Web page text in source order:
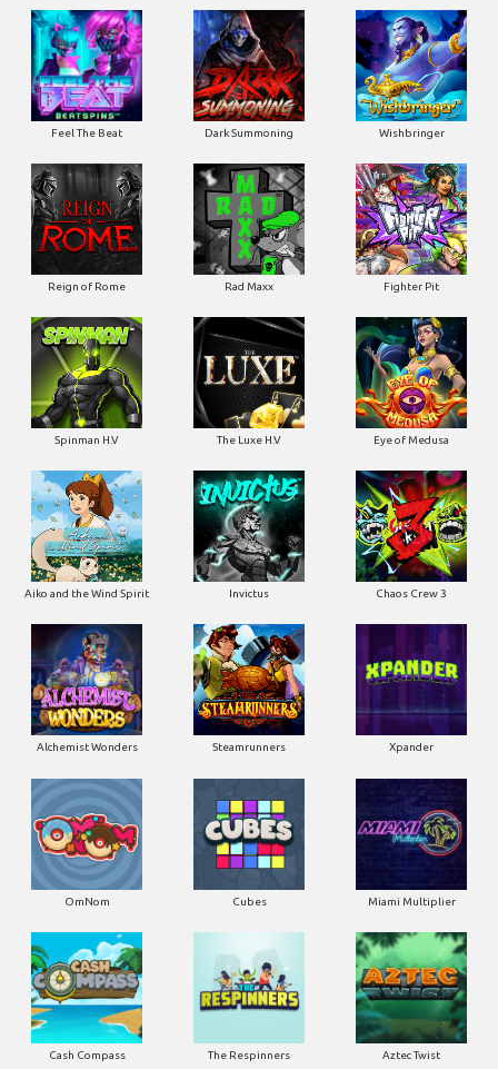
Feel The Beat Dark Summoning Wishbringer
Reign of Rome Rad Maxx Fighter Pit
Spinman H.V The Luxe H.V Eye of Medusa
Aiko and the Wind Spirit Invictus Chaos Crew 3
Alchemist Wonders Steamrunners Xpander
OmNom Cubes Miami Multiplier
Cash Compass The Respinners Aztec Twist